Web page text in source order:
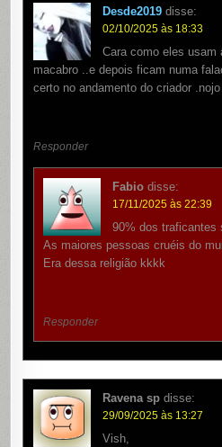
Desde2019 disse:
02/10/2025 às 18:33
Cara como eles usam
macabro ..e depois ficam numa
certo no andamento do criador .nojo
Responder
Fabio disse:
17/11/2025 às 22:39
90% dos
As maiores pessoas cruéis do
Era dessa religião kkkk
Responder
Ravena sp disse:
29/09/2025 às 13:27
Vish,